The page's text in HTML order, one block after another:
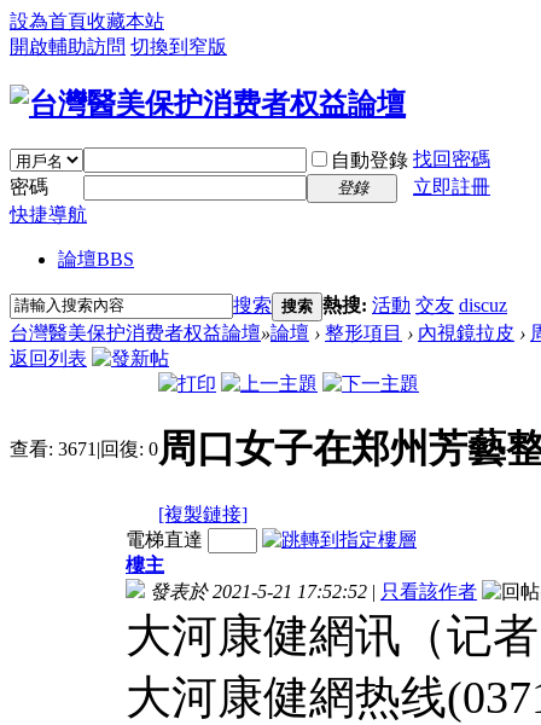
設為首頁收藏本站
開啟輔助訪問 切換到窄版
自動登錄 找回密碼
密碼
登錄
立即註冊
快捷導航
論壇BBS
搜索 搜索 熱搜: 活動 交友 discuz
台灣醫美保护消费者权益論壇»論壇 › 整形項目 › 內視鏡拉皮 ›
返回列表
查看: 3671 |回復: 0周口女子在郑州芳藝
[複製鏈接]
電梯直達
樓主
發表於 2021-5-21 17:52:52 | 只看該作者
大河康健網讯（记
大河康健網热线